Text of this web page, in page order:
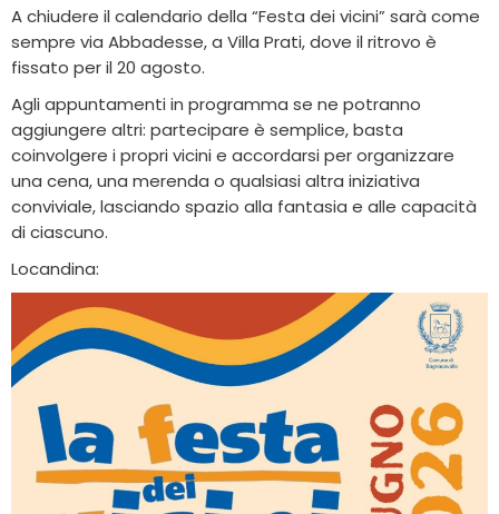
A chiudere il calendario della “Festa dei vicini” sarà come
sempre via Abbadesse, a Villa Prati, dove il ritrovo è
fissato per il 20 agosto.
Agli appuntamenti in programma se ne potranno
aggiungere altri: partecipare è semplice, basta
coinvolgere i propri vicini e accordarsi per organizzare
una cena, una merenda o qualsiasi altra iniziativa
conviviale, lasciando spazio alla fantasia e alle capacità
di ciascuno.
Locandina: